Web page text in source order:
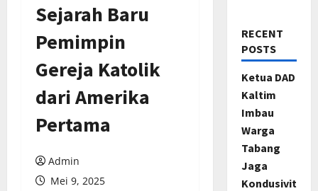
Sejarah Baru
Pemimpin
Gereja Katolik
dari Amerika
Pertama
Admin
Mei 9, 2025
RECENT
POSTS
Ketua DAD
Kaltim
Imbau
Warga
Tabang
Jaga
Kondusivit